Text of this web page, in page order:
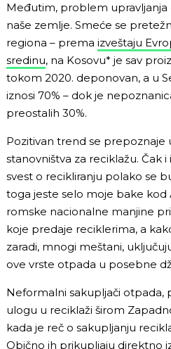
Međutim, problem
naše zemlje. Smeće se
regiona – prema izveštaju
sredinu, na Kosovu* je sav
tokom 2020. deponovan, a u
iznosi 70% – dok je
preostalih 30%.
Pozitivan trend se prepoznaje
stanovništva za reciklažu. Čak
svest o recikliranju polako se
toga jeste selo moje bake
romske nacionalne manjine
koje predaje reciklerima, a
zaradi, mnogi meštani,
ove vrste otpada u posebne
Neformalni sakupljači otpada,
ulogu u reciklaži širom
kada je reč o sakupljanju
Obično ih prikupljaju direktno